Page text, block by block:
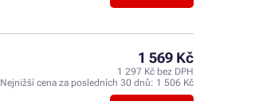
1 569 Kč
1 297 Kč bez DPH
Nejnižší cena za posledních 30 dnů: 1 506 Kč